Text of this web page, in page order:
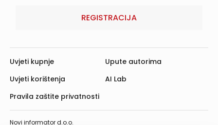
REGISTRACIJA
Novi informator d.o.o.
Uvjeti kupnje
Uvjeti korištenja
Pravila zaštite privatnosti
Upute autorima
AI Lab